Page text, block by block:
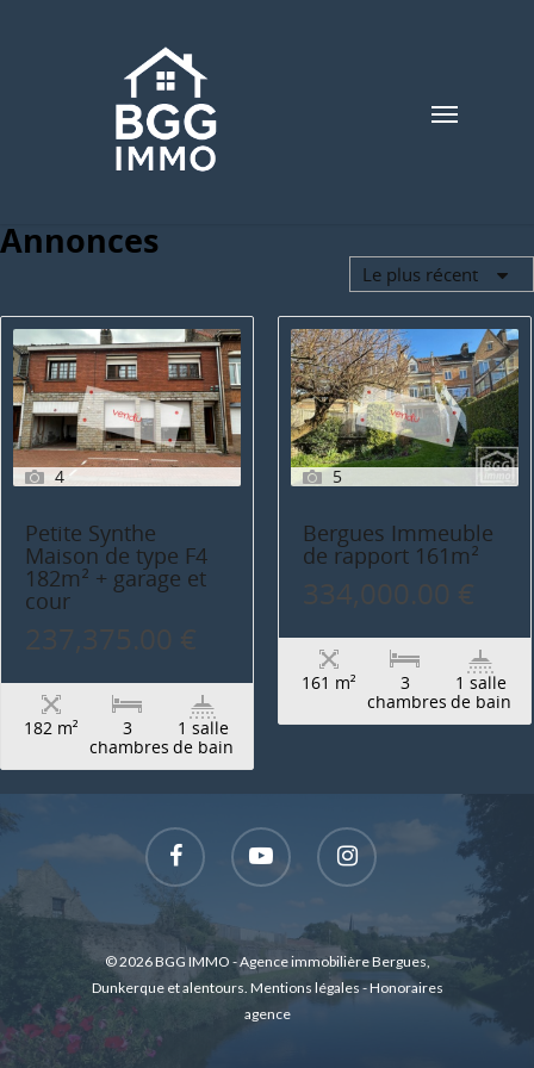
Annonces
Le plus récent
4
Petite Synthe
Maison de type F4
182m² + garage et
cour
237,375.00 €
182 m²
3
chambres
1 salle
de bain
5
Bergues Immeuble
de rapport 161m²
334,000.00 €
161 m²
3
chambres
1 salle
de bain
© 2026 BGG IMMO - Agence immobilière Bergues,
Dunkerque et alentours. Mentions légales -Honoraires
agence